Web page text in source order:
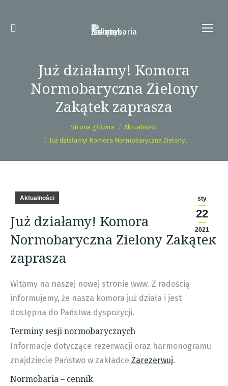
Już działamy! Komora
Normobaryczna Zielony
Zakątek zaprasza
Strona główna
Aktualności
Już działamy! Komora Normobaryczna Zielony…
sty
22
2021
Aktualności
Już działamy! Komora
Normobaryczna Zielony Zakątek
zaprasza
Witamy na naszej nowej stronie www. Z radością
informujemy, że nasza komora już działa i jest
dostępna do Państwa dyspozycji.
Terminy sesji normobarycznych
Informacje dotyczące rezerwacji oraz harmonogramu
znajdziecie Państwo w zakładce Zarezerwuj.
Normobaria – cennik